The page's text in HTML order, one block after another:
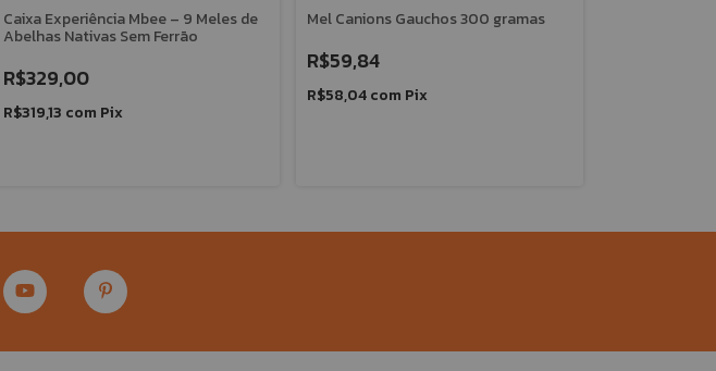
Caixa Experiência Mbee – 9 Meles de
Abelhas Nativas Sem Ferrão
R$329,00
R$319,13 com Pix
Mel Canions Gauchos 300 gramas
R$59,84
R$58,04com Pix